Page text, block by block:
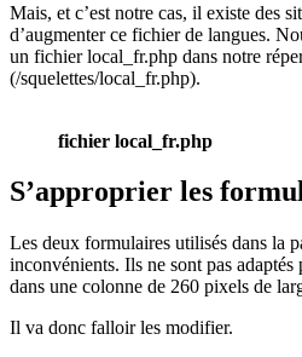
Mais, et c’est notre cas, il existe des
d’augmenter ce fichier de langues.
un fichier local_fr.php dans notre
(/squelettes/local_fr.php).
fichier local_fr.php
S’approprier les
Les deux formulaires utilisés dans la
inconvénients. Ils ne sont pas
dans une colonne de 260 pixels de
Il va donc falloir les modifier.